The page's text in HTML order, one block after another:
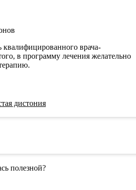
врача-
в программу лечения желательно
дистония
полезной?